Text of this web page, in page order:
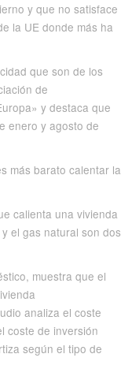
y que no satisface
la UE donde más ha
que son de los
de
y destaca que
enero y agosto de
más barato calentar la
calienta una vivienda
el gas natural son dos
muestra que el
analiza el coste
coste de inversión
según el tipo de